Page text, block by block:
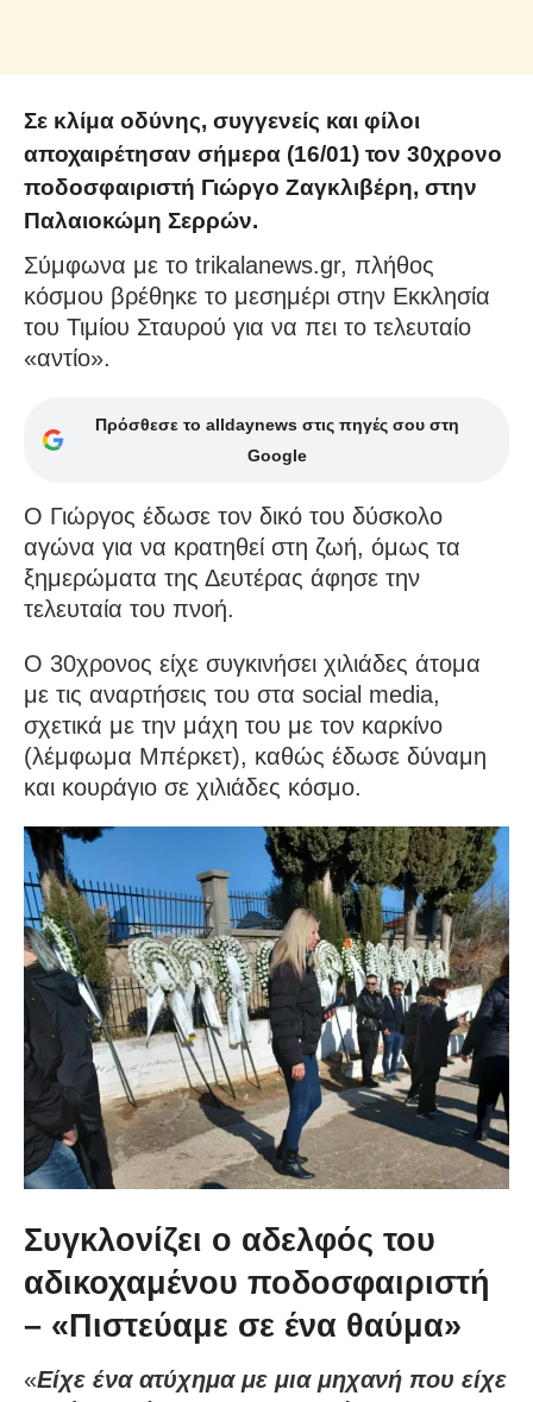
Σε κλίμα οδύνης, συγγενείς και φίλοι
αποχαιρέτησαν σήμερα (16/01) τον 30χρονο
ποδοσφαιριστή Γιώργο Ζαγκλιβέρη, στην
Παλαιοκώμη Σερρών.
Σύμφωνα με το trikalanews.gr, πλήθος
κόσμου βρέθηκε το μεσημέρι στην Εκκλησία
του Τιμίου Σταυρού για να πει το τελευταίο
«αντίο».
Πρόσθεσε το alldaynews στις πηγές σου στη
Google
Ο Γιώργος έδωσε τον δικό του δύσκολο
αγώνα για να κρατηθεί στη ζωή, όμως τα
ξημερώματα της Δευτέρας άφησε την
τελευταία του πνοή.
Ο 30χρονος είχε συγκινήσει χιλιάδες άτομα
με τις αναρτήσεις του στα social media,
σχετικά με την μάχη του με τον καρκίνο
(λέμφωμα Μπέρκετ), καθώς έδωσε δύναμη
και κουράγιο σε χιλιάδες κόσμο.
Συγκλονίζει ο αδελφός του
αδικοχαμένου ποδοσφαιριστή
– «Πιστεύαμε σε ένα θαύμα»
«Είχε ένα ατύχημα με μια μηχανή που είχε